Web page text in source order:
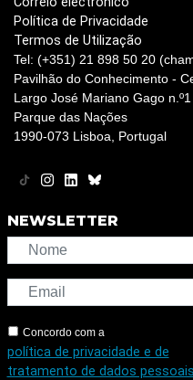
Política de Privacidade
Termos de Utilização
Tel: (+351) 21 898 50 20
Pavilhão do Conhecimento -
Largo José Mariano Gago n.º1
Parque das Nações
1990-073 Lisboa, Portugal
NEWSLETTER
Concordo com a
política de privacidade e de
tratamento de dados pessoais